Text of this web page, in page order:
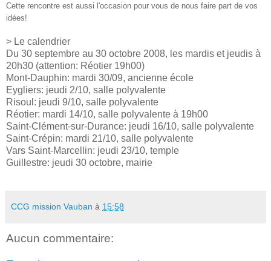
Cette rencontre est aussi l'occasion pour vous de nous faire part de vos
idées!
> Le calendrier
Du 30 septembre au 30 octobre 2008, les mardis et jeudis à
20h30 (attention: Réotier 19h00)
Mont-Dauphin: mardi 30/09, ancienne école
Eygliers: jeudi 2/10, salle polyvalente
Risoul: jeudi 9/10, salle polyvalente
Réotier: mardi 14/10, salle polyvalente à 19h00
Saint-Clément-sur-Durance: jeudi 16/10, salle polyvalente
Saint-Crépin: mardi 21/10, salle polyvalente
Vars Saint-Marcellin: jeudi 23/10, temple
Guillestre: jeudi 30 octobre, mairie
CCG mission Vauban à 15:58
Aucun commentaire: